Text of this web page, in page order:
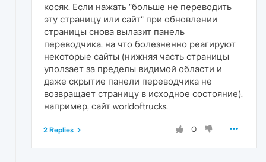
косяк. Если нажать "больше не переводить
эту страницу или сайт" при обновлении
страницы снова вылазит панель
переводчика, на что болезненно реагируют
некоторые сайты (нижняя часть страницы
уползает за пределы видимой области и
даже скрытие панели переводчика не
возвращает страницу в исходное состояние),
например, сайт worldoftrucks.
0
2 Replies